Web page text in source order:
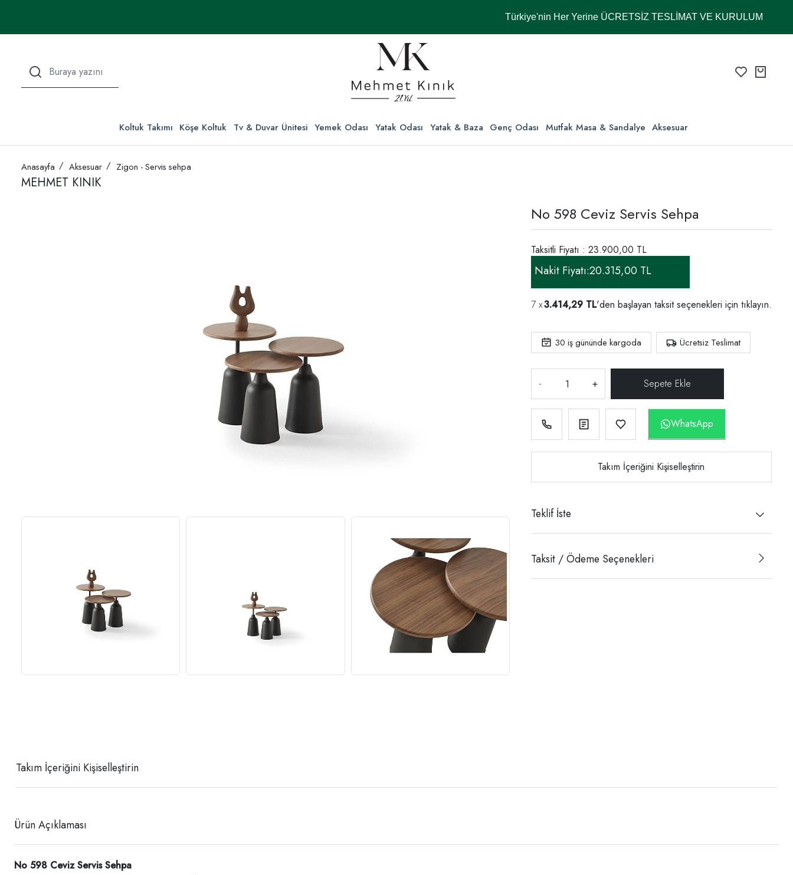
Türkiye'nin Her Yerine ÜCRETSİZ TESLİMAT VE KURULUM
Koltuk Takımı Köşe Koltuk Tv & Duvar Ünitesi Yemek Odası Yatak Odası Yatak & Baza Genç Odası Mutfak Masa & Sandalye Aksesuar
Anasayfa Aksesuar Zigon - Servis sehpa
MEHMET KINIK
No 598 Ceviz Servis Sehpa
Taksitli Fiyatı : 23.900,00 TL
Nakit Fiyatı:20.315,00 TL
3.414,29 TL'den başlayan taksit seçenekleri için tıklayın.
30 iş gününde kargoda Ücretsiz Teslimat
- +
WhatsApp
Takım İçeriğini Kişiselleştirin
Teklif İste
Taksit / Ödeme Seçenekleri
Takım İçeriğini Kişiselleştirin
Ürün Açıklaması
No 598 Ceviz Servis Sehpa